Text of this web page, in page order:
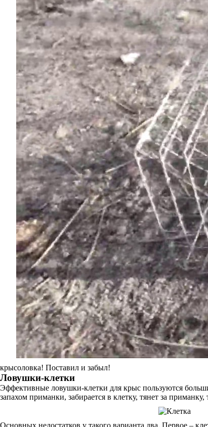
крысоловка! Поставил и забыл!
Ловушки-клетки
Эффективные ловушки-клетки для крыс пользуются
запахом приманки, забирается в клетку, тянет за
Основных недостатков у такого варианта два. Первое –